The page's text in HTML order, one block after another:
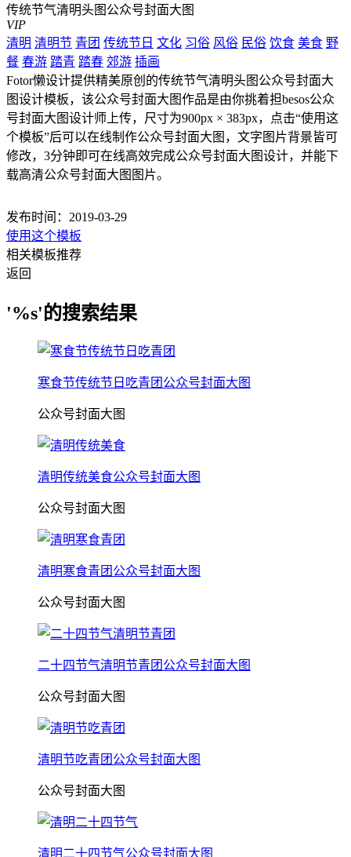
传统节气清明头图公众号封面大图
VIP
清明 清明节 青团 传统节日 文化 习俗 风俗 民俗 饮食 美食 野
餐 春游 踏青 踏春 郊游 插画
Fotor懒设计提供精美原创的传统节气清明头图公众号封面大
图设计模板，该公众号封面大图作品是由你挑着担besos公众
号封面大图设计师上传，尺寸为900px × 383px，点击“使用这
个模板”后可以在线制作公众号封面大图，文字图片背景皆可
修改，3分钟即可在线高效完成公众号封面大图设计，并能下
载高清公众号封面大图图片。
发布时间：2019-03-29
使用这个模板
相关模板推荐
返回
'%s'的搜索结果
寒食节传统节日吃青团公众号封面大图
公众号封面大图
清明传统美食公众号封面大图
公众号封面大图
清明寒食青团公众号封面大图
公众号封面大图
二十四节气清明节青团公众号封面大图
公众号封面大图
清明节吃青团公众号封面大图
公众号封面大图
清明二十四节气公众号封面大图